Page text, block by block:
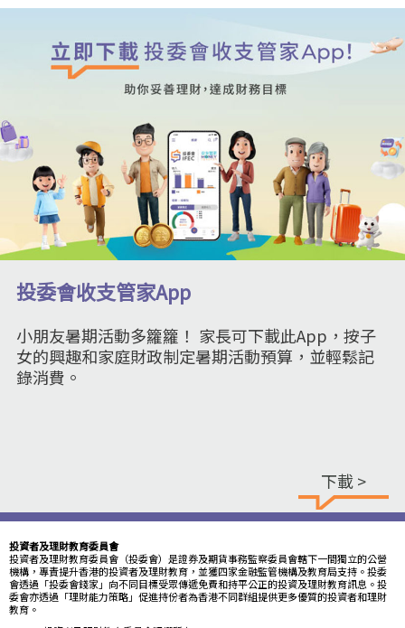
投委會收支管家App
小朋友暑期活動多籮籮！ 家長可下載此App，按子
女的興趣和家庭財政制定暑期活動預算，並輕鬆記
錄消費。
下載 >
投資者及理財教育委員會
投資者及理財教育委員會（投委會）是證券及期貨事務監察委員會轄下一間獨立的公營
機構，專責提升香港的投資者及理財教育，並獲四家金融監管機構及教育局支持。投委
會透過「投委會錢家」向不同目標受眾傳遞免費和持平公正的投資及理財教育訊息。投
委會亦透過「理財能力策略」促進持份者為香港不同群組提供更多優質的投資者和理財
教育。